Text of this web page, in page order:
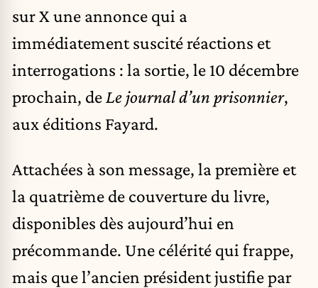
sur X une annonce qui a
immédiatement suscité réactions et
interrogations : la sortie, le 10 décembre
prochain, de Le journal d’un prisonnier,
aux éditions Fayard.
Attachées à son message, la première et
la quatrième de couverture du livre,
disponibles dès aujourd’hui en
précommande. Une célérité qui frappe,
mais que l’ancien président justifie par